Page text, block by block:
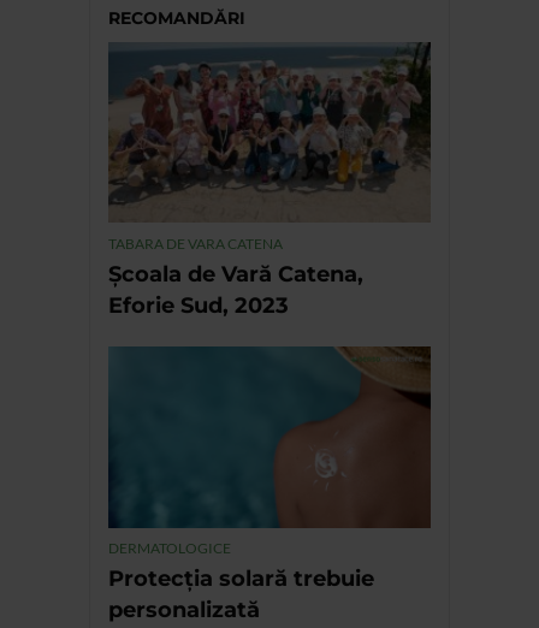
RECOMANDĂRI
TABARA DE VARA CATENA
Școala de Vară Catena,
Eforie Sud, 2023
DERMATOLOGICE
Protecția solară trebuie
personalizată